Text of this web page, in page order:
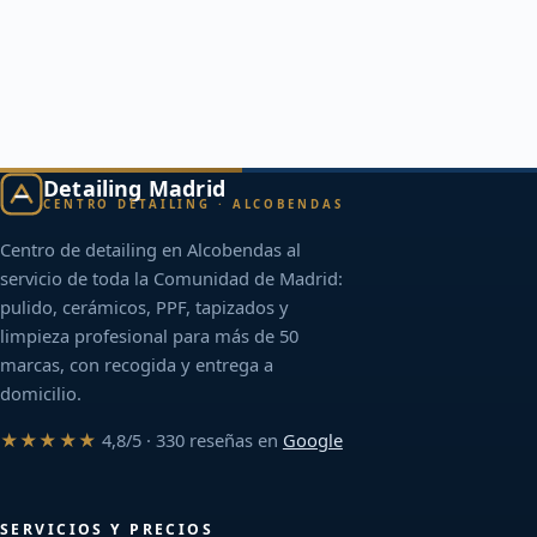
Detailing Madrid
CENTRO DETAILING · ALCOBENDAS
Centro de detailing en Alcobendas al
servicio de toda la Comunidad de Madrid:
pulido, cerámicos, PPF, tapizados y
limpieza profesional para más de 50
marcas, con recogida y entrega a
domicilio.
★★★★★ 4,8/5 · 330 reseñas en Google
SERVICIOS Y PRECIOS